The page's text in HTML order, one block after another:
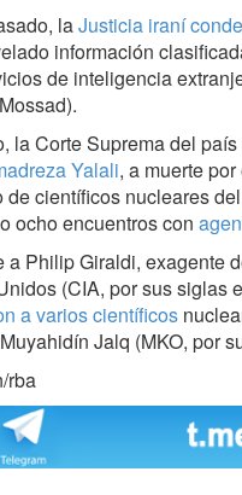
laJusticia iraní
información
de inteligencia
la Corte Suprema del
Yalali, a muerte
de científicos nucleares
ocho encuentros con
a Philip Giraldi, exagente
(CIA, por sus siglas
a varios científicos
Jalq (MKO, por
rba